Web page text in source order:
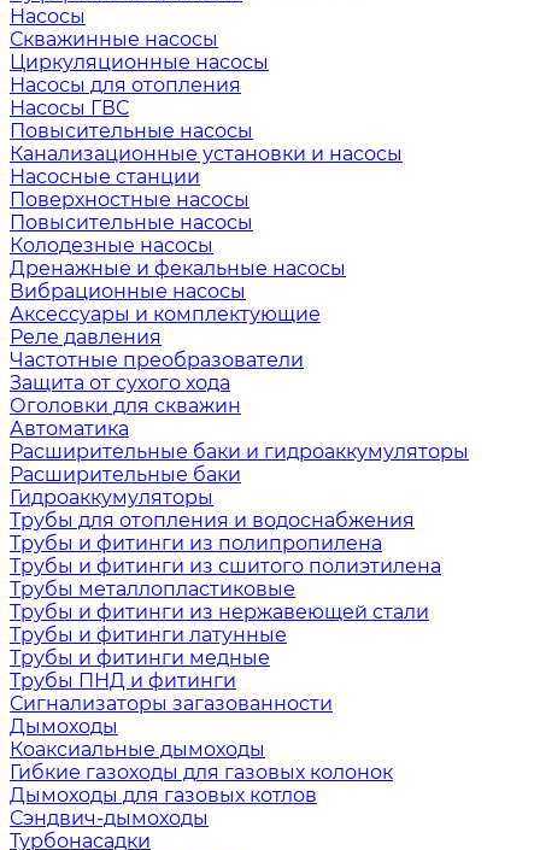
Насосы
Скважинные насосы
Циркуляционные насосы
Насосы для отопления
Насосы ГВС
Повысительные насосы
Канализационные установки и насосы
Насосные станции
Поверхностные насосы
Повысительные насосы
Колодезные насосы
Дренажные и фекальные насосы
Вибрационные насосы
Аксессуары и комплектующие
Реле давления
Частотные преобразователи
Защита от сухого хода
Оголовки для скважин
Автоматика
Расширительные баки и гидроаккумуляторы
Расширительные баки
Гидроаккумуляторы
Трубы для отопления и водоснабжения
Трубы и фитинги из полипропилена
Трубы и фитинги из сшитого полиэтилена
Трубы металлопластиковые
Трубы и фитинги из нержавеющей стали
Трубы и фитинги латунные
Трубы и фитинги медные
Трубы ПНД и фитинги
Сигнализаторы загазованности
Дымоходы
Коаксиальные дымоходы
Гибкие газоходы для газовых колонок
Дымоходы для газовых котлов
Сэндвич-дымоходы
Турбонасадки